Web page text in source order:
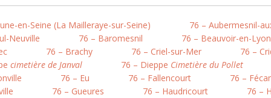
en-Seine (La Mailleraye-sur-Seine) 76 – Aubermesnil-
Neuville
76 – Baromesnil 76 – Beauvoir-en-
76 – Brachy 76 – Criel-sur-Mer 76 –
cimetière de Janval 76 – Dieppe Cimetière du Pollet
76 – Eu 76 – Fallencourt 76 –
76 – Gueures 76 – Haudricourt 76 –